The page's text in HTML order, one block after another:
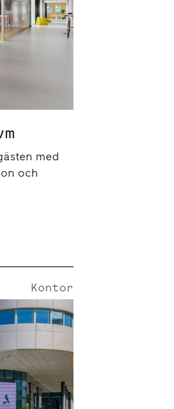
med
och
Kontor